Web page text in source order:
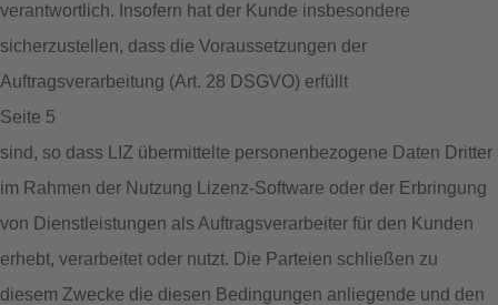
verantwortlich. Insofern hat der Kunde insbesondere
sicherzustellen, dass die Voraussetzungen der
Auftragsverarbeitung (Art. 28 DSGVO) erfüllt
Seite 5
sind, so dass LIZ übermittelte personenbezogene Daten Dritter
im Rahmen der Nutzung Lizenz-Software oder der Erbringung
von Dienstleistungen als Auftragsverarbeiter für den Kunden
erhebt, verarbeitet oder nutzt. Die Parteien schließen zu
diesem Zwecke die diesen Bedingungen anliegende und den